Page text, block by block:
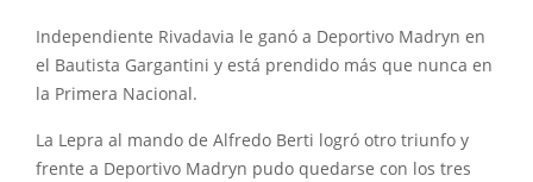
Independiente Rivadavia le ganó a Deportivo Madryn en
el Bautista Gargantini y está prendido más que nunca en
la Primera Nacional.
La Lepra al mando de Alfredo Berti logró otro triunfo y
frente a Deportivo Madryn pudo quedarse con los tres